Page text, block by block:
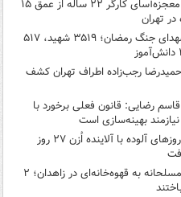
نجات معجزه‌آسای کارگر ۲۲ ساله از عمق ۱۵
تهران
آمار شهدای جنگ رمضان؛ ۳۵۱۹ شهید، ۵۱۷
حمیدرضا رجب‌زاده اطراف تهران کشف
رضایی: قانون فعلی برخورد با
بهینه‌سازی است
تعداد روزهای آلوده با آلاینده اُزن ۲۷ روز
حمله مسلحانه به قهوه‌خانه‌ای در زاهدان؛ ۲